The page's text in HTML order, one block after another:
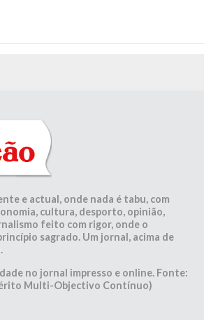
e actual, onde nada é tabu, com
cultura, desporto, opinião,
feito com rigor, onde o
sagrado. Um jornal, acima de
no jornal impresso e online. Fonte:
Multi-Objectivo Contínuo)